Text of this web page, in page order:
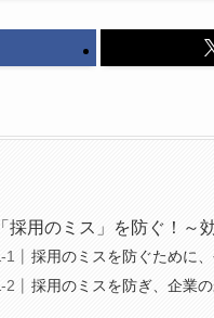
「採用のミス」を防ぐ！～
採用のミスを防ぐために
採用のミスを防ぎ、企業